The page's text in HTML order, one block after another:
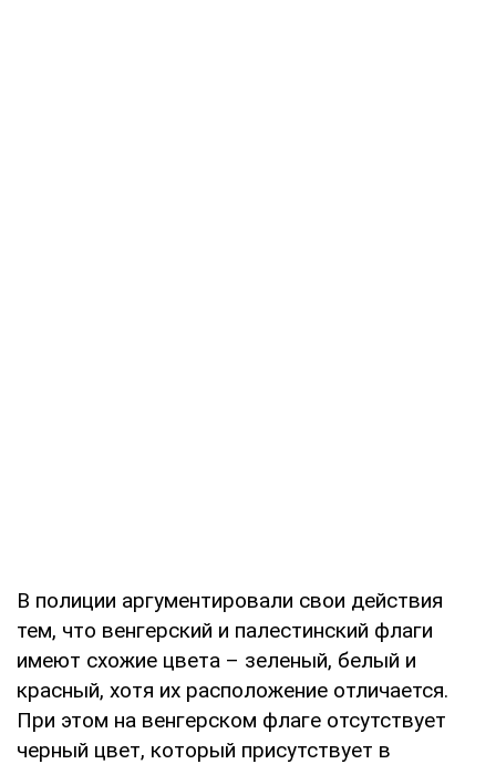
В полиции аргументировали свои действия
тем, что венгерский и палестинский флаги
имеют схожие цвета – зеленый, белый и
красный, хотя их расположение отличается.
При этом на венгерском флаге отсутствует
черный цвет, который присутствует в